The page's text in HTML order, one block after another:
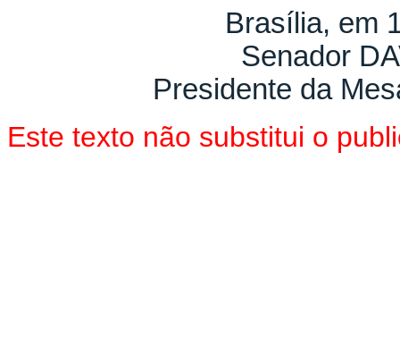
Brasília, em
Senador
Presidente da
Este texto não substitui o